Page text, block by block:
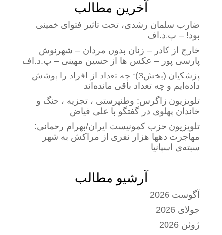
آخرین مطالب
ضارب سلمان رشدی، تحت تاثیر فتوای خمینی
بود! – پ.د.اف
خارج از کادر – زنان بدون مردان – شهرنوش
پارسی پور – عکس ها از حسین مهینی – پ.د.اف
پزشکیان (بخش3): چه تعداد از افراد را پوشش
داده‌ایم و چه تعداد باقی مانده‌اند
تلویزیون زاگرس: وطنپرستی ، تجزیه ، جنگ و
خاندان پهلوی در گفتگو با علی فیاض
تلویزیون حزب کمونیست ایران/بهرام رحمانی:
مهاجرت دهها هزار نفری از مراکش به شهر
سبته‌ی اسپانیا
آرشیو مطالب
آگوست 2026
جولای 2026
ژوئن 2026